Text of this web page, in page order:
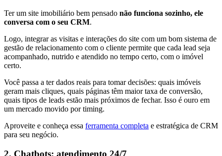
Ter um site imobiliário bem pensado não funciona sozinho, ele
conversa com o seu CRM.
Logo, integrar as visitas e interações do site com um bom sistema de
gestão de relacionamento com o cliente permite que cada lead seja
acompanhado, nutrido e atendido no tempo certo, com o imóvel
certo.
Você passa a ter dados reais para tomar decisões: quais imóveis
geram mais cliques, quais páginas têm maior taxa de conversão,
quais tipos de leads estão mais próximos de fechar. Isso é ouro em
um mercado movido por timing.
Aproveite e conheça essa ferramenta completa e estratégica de CRM
para seu negócio.
2. Chatbots: atendimento 24/7